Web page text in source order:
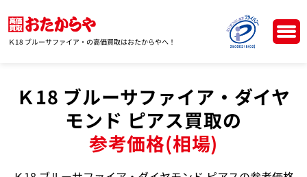
Ｋ18 ブルーサファイア・の高価買取はおたからやへ！
Ｋ18 ブルーサファイア・ダイヤ
モンド ピアス買取の
参考価格(相場)